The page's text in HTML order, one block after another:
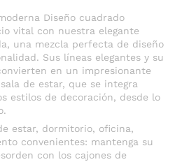
130.000
hasta
150.000
Diseño cuadrado
vital con nuestra elegante
una mezcla perfecta de diseño
Sus líneas elegantes y su
en un impresionante
de estar, que se integra
estilos de decoración, desde lo
estar, dormitorio, oficina,
convenientes: mantenga su
con los cajones de